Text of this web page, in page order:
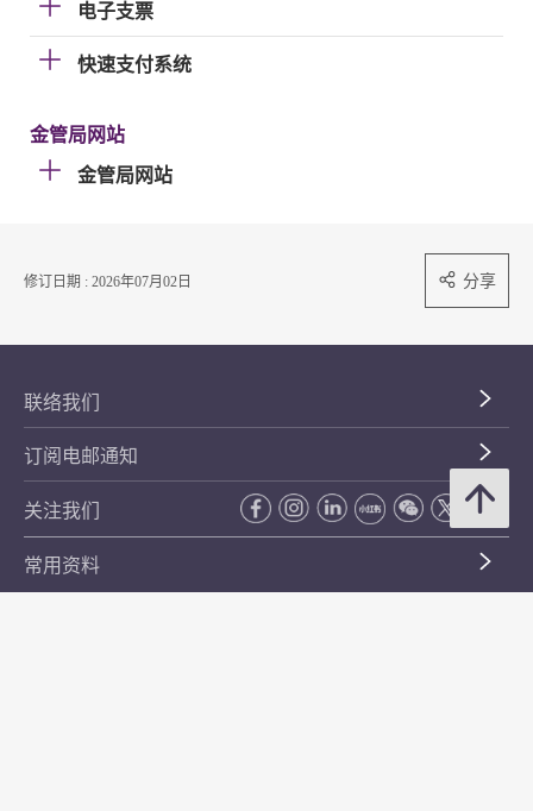
电子支票
快速支付系统
金管局网站
金管局网站
修订日期 : 2026年07月02日 分享
联络我们
订阅电邮通知
关注我们
常用资料